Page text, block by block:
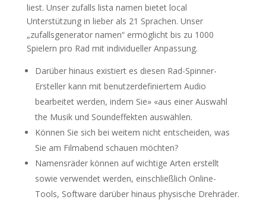
liest. Unser zufalls lista namen bietet local
Unterstützung in lieber als 21 Sprachen. Unser
„zufallsgenerator namen“ ermöglicht bis zu 1000
Spielern pro Rad mit individueller Anpassung.
Darüber hinaus existiert es diesen Rad-Spinner-
Ersteller kann mit benutzerdefiniertem Audio
bearbeitet werden, indem Sie» «aus einer Auswahl
the Musik und Soundeffekten auswählen.
Können Sie sich bei weitem nicht entscheiden, was
Sie am Filmabend schauen möchten?
Namensräder können auf wichtige Arten erstellt
sowie verwendet werden, einschließlich Online-
Tools, Software darüber hinaus physische Drehräder.